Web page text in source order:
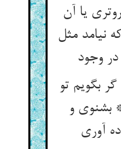
یا آن
نیامد مثل
در وجود
گر بگویم تو
و
آوری